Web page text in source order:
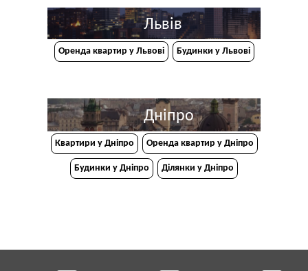
Львів
Оренда квартир у Львові Будинки у Львові
Дніпро
Квартири у Дніпрo Оренда квартир у Дніпро
Будинки у Дніпро Ділянки у Дніпро